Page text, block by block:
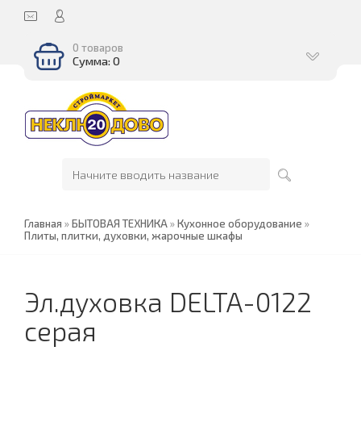
0 товаров
Сумма: 0
Главная »БЫТОВАЯ ТЕХНИКА»Кухонное оборудование »
Плиты, плитки, духовки, жарочные шкафы
Эл.духовка DELTA-0122
серая